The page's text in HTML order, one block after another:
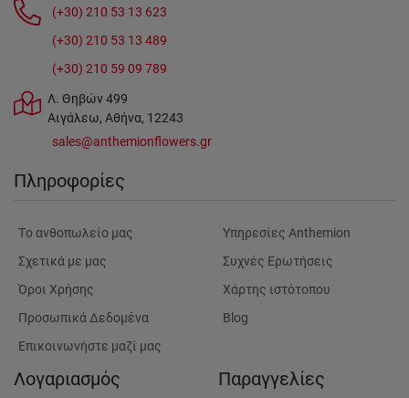
(+30) 210 53 13 623
(+30) 210 53 13 489
(+30) 210 59 09 789
Λ. Θηβών 499
Αιγάλεω, Αθήνα, 12243
sales@anthemionflowers.gr
Πληροφορίες
Tο ανθοπωλείο μας
Σχετικά με μας
Όροι Χρήσης
Προσωπικά Δεδομένα
Επικοινωνήστε μαζί μας
Υπηρεσίες Anthemion
Συχνές Ερωτήσεις
Χάρτης ιστότοπου
Blog
Λογαριασμός Παραγγελίες